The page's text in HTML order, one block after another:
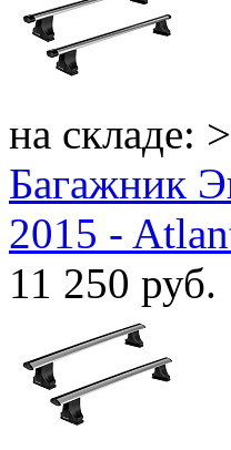
на складе:
Багажник
2015 -
11 250 руб.